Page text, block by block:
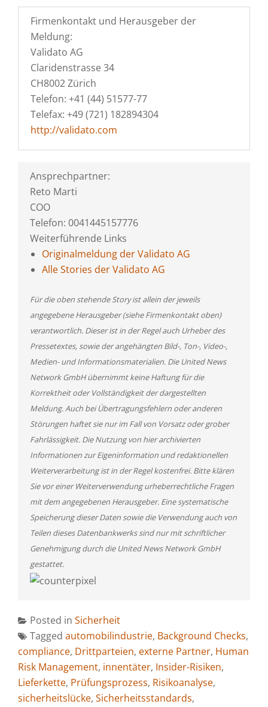
Firmenkontakt und Herausgeber der
Meldung:
Validato AG
Claridenstrasse 34
CH8002 Zürich
Telefon: +41 (44) 51577-77
Telefax: +49 (721) 182894304
http://validato.com
Ansprechpartner:
Reto Marti
COO
Telefon: 0041445157776
Weiterführende Links
Originalmeldung der Validato AG
Alle Stories der Validato AG
Für die oben stehende Story ist allein der jeweils
angegebene Herausgeber (siehe Firmenkontakt oben)
verantwortlich. Dieser ist in der Regel auch Urheber des
Pressetextes, sowie der angehängten Bild-, Ton-, Video-,
Medien- und Informationsmaterialien. Die United News
Network GmbH übernimmt keine Haftung für die
Korrektheit oder Vollständigkeit der dargestellten
Meldung. Auch bei Übertragungsfehlern oder anderen
Störungen haftet sie nur im Fall von Vorsatz oder grober
Fahrlässigkeit. Die Nutzung von hier archivierten
Informationen zur Eigeninformation und redaktionellen
Weiterverarbeitung ist in der Regel kostenfrei. Bitte klären
Sie vor einer Weiterverwendung urheberrechtliche Fragen
mit dem angegebenen Herausgeber. Eine systematische
Speicherung dieser Daten sowie die Verwendung auch von
Teilen dieses Datenbankwerks sind nur mit schriftlicher
Genehmigung durch die United News Network GmbH
gestattet.
Posted in Sicherheit
Tagged automobilindustrie, Background Checks,
compliance, Drittparteien, externe Partner, Human
Risk Management, innentäter, Insider-Risiken,
Lieferkette, Prüfungsprozess, Risikoanalyse,
sicherheitslücke, Sicherheitsstandards,